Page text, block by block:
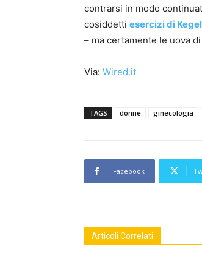
contrarsi in modo
cosiddetti esercizi di Kegel
– ma certamente le uova
Via: Wired.it
TAGS donne ginecologia
Facebook
Articoli Correlati